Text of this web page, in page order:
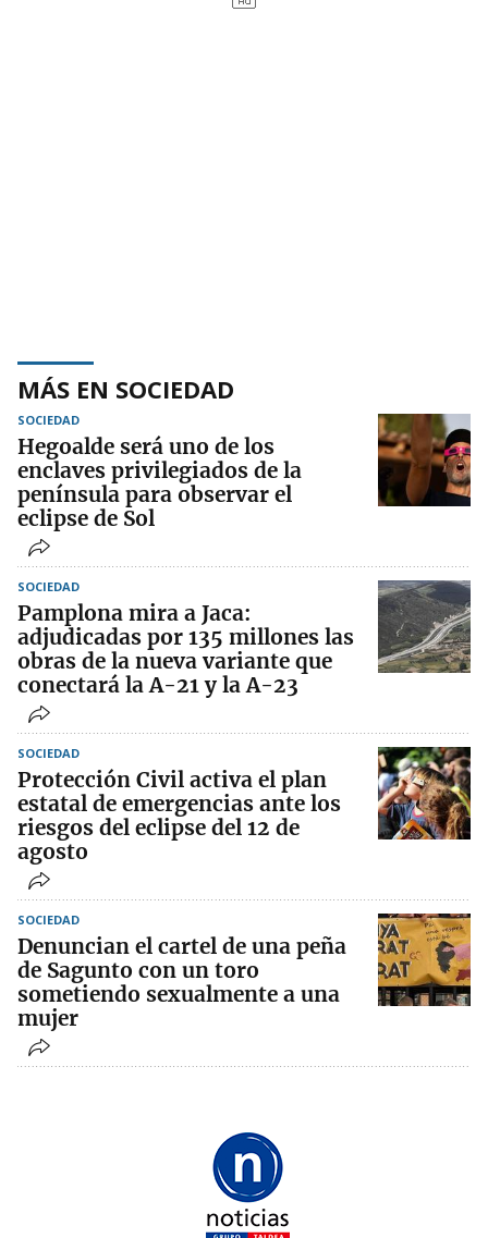
MÁS EN SOCIEDAD
SOCIEDAD
Hegoalde será uno de los
enclaves privilegiados de la
península para observar el
eclipse de Sol
SOCIEDAD
Pamplona mira a Jaca:
adjudicadas por 135 millones las
obras de la nueva variante que
conectará la A-21 y la A-23
SOCIEDAD
Protección Civil activa el plan
estatal de emergencias ante los
riesgos del eclipse del 12 de
agosto
SOCIEDAD
Denuncian el cartel de una peña
de Sagunto con un toro
sometiendo sexualmente a una
mujer